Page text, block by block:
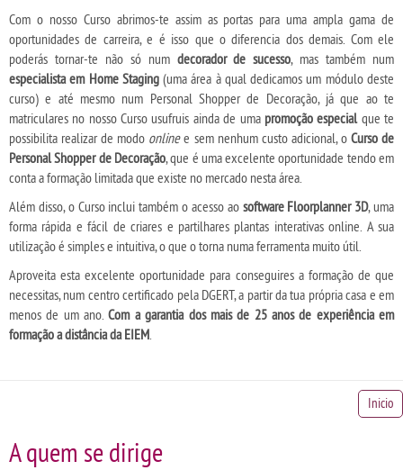
Com o nosso Curso abrimos-te assim as portas para uma ampla gama de
oportunidades de carreira, e é isso que o diferencia dos demais. Com ele
poderás tornar-te não só num decorador de sucesso, mas também num
especialista em Home Staging(uma área à qual dedicamos um módulo deste
curso) e até mesmo num Personal Shopper de Decoração, já que ao te
matriculares no nosso Curso usufruis ainda de uma promoção especialque te
possibilita realizar de modo onlinee sem nenhum custo adicional, o Curso de
Personal Shopper de Decoração, que é uma excelente oportunidade tendo em
conta a formação limitada que existe no mercado nesta área.
Além disso, o Curso inclui também o acesso ao software Floorplanner 3D, uma
forma rápida e fácil de criares e partilhares plantas interativas online. A sua
utilização é simples e intuitiva, o que o torna numa ferramenta muito útil.
Aproveita esta excelente oportunidade para conseguires a formação de que
necessitas, num centro certificado pela DGERT, a partir da tua própria casa e em
menos de um ano.Com a garantia dos mais de 25 anos de experiência em
formação a distância da EIEM
Inicio
A quem se dirige